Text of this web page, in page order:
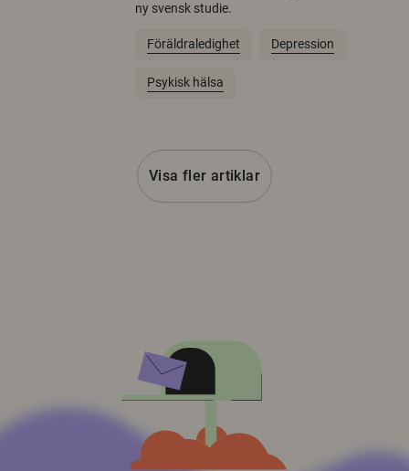
ny svensk studie.
Föräldraledighet Depression
Psykisk hälsa
Visa fler artiklar